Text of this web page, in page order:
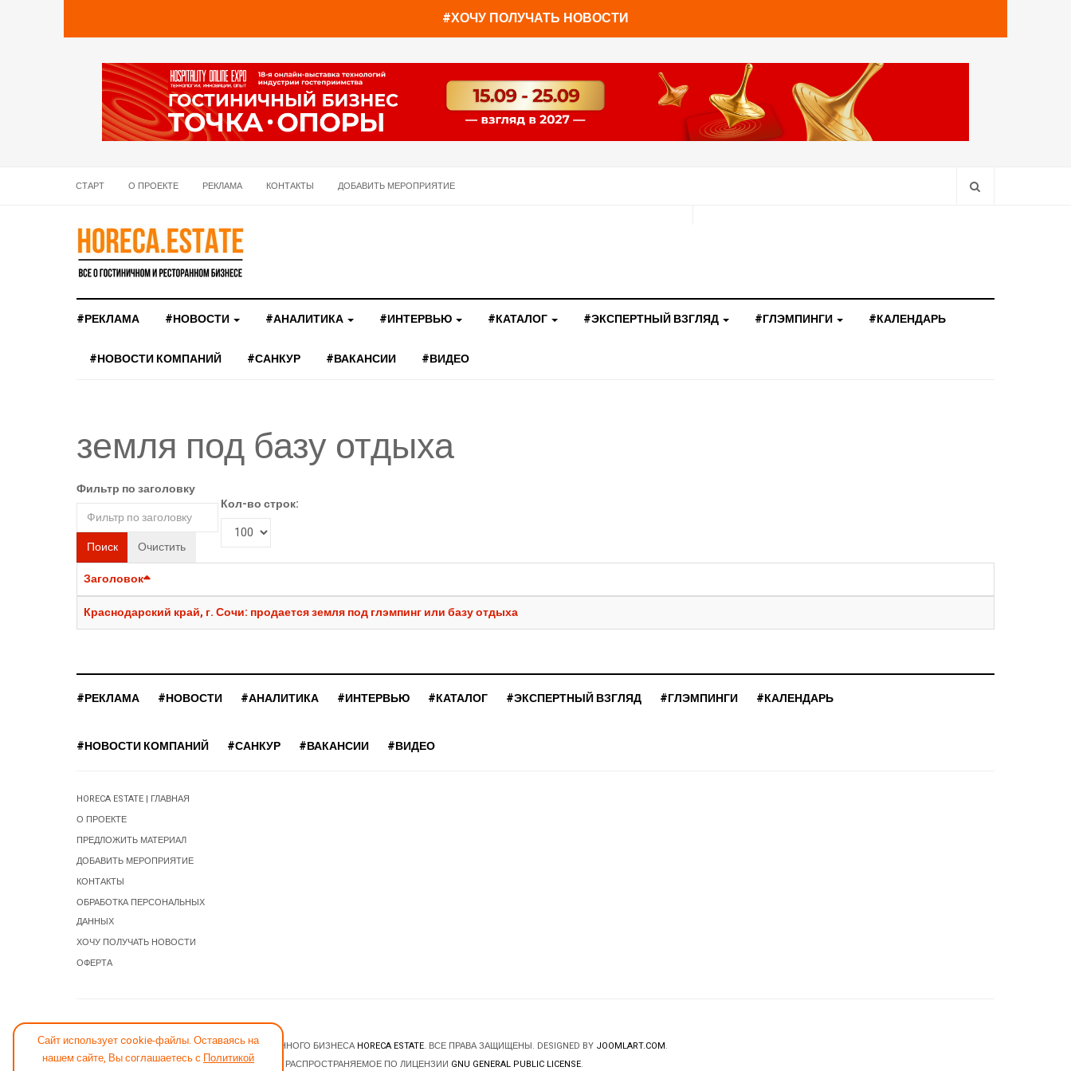
#ХОЧУ ПОЛУЧАТЬ НОВОСТИ
СТАРТ О ПРОЕКТЕ РЕКЛАМА КОНТАКТЫ ДОБАВИТЬ МЕРОПРИЯТИЕ
#РЕКЛАМА #НОВОСТИ #АНАЛИТИКА #ИНТЕРВЬЮ #КАТАЛОГ #ЭКСПЕРТНЫЙ ВЗГЛЯД #ГЛЭМПИНГИ #КАЛЕНДАРЬ
#НОВОСТИ КОМПАНИЙ #САНКУР #ВАКАНСИИ #ВИДЕО
земля под базу отдыха
Фильтр по заголовку
Поиск Очистить
Кол-во строк:
Заголовок
Краснодарский край, г. Сочи: продается земля под глэмпинг или базу отдыха
Сайт использует cookie-файлы. Оставаясь на
нашем сайте, Вы соглашаетесь с Политикой
#РЕКЛАМА #НОВОСТИ #АНАЛИТИКА #ИНТЕРВЬЮ #КАТАЛОГ #ЭКСПЕРТНЫЙ ВЗГЛЯД #ГЛЭМПИНГИ #КАЛЕНДАРЬ
#НОВОСТИ КОМПАНИЙ #САНКУР #ВАКАНСИИ #ВИДЕО
HORECA ESTATE | ГЛАВНАЯ
О ПРОЕКТЕ
ПРЕДЛОЖИТЬ МАТЕРИАЛ
ДОБАВИТЬ МЕРОПРИЯТИЕ
КОНТАКТЫ
ОБРАБОТКА ПЕРСОНАЛЬНЫХ
ДАННЫХ
ХОЧУ ПОЛУЧАТЬ НОВОСТИ
ОФЕРТА
© 2026 НОВОСТИ ГОСТИНИЧНОГО И РЕСТОРАННОГО БИЗНЕСА HORECA ESTATE. ВСЕ ПРАВА ЗАЩИЩЕНЫ. DESIGNED BY JOOMLART.COM.
JOOMLA! CMS- ПРОГРАММНОЕ ОБЕСПЕЧЕНИЕ, РАСПРОСТРАНЯЕМОЕ ПО ЛИЦЕНЗИИ GNU GENERAL PUBLIC LICENSE.